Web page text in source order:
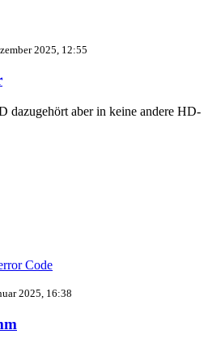
2025, 12:55
dazugehört aber in keine andere HD-
Code
2025, 16:38